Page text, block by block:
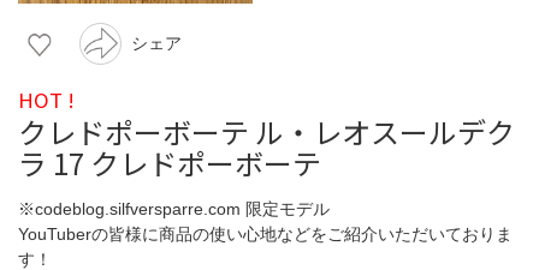
シェア
HOT !
クレドポーボーテ ル・レオスールデク
ラ 17 クレドポーボーテ
※codeblog.silfversparre.com 限定モデル
YouTuberの皆様に商品の使い心地などをご紹介いただいておりま
す！